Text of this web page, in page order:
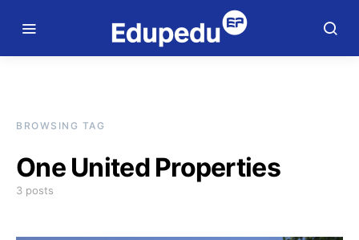
BROWSING TAG
One United Properties
3 posts